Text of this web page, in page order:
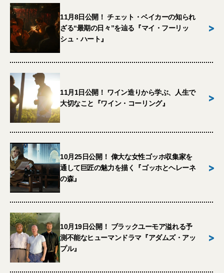
11月8日公開！ チェット・ベイカーの知られ
ざる“最期の日々”を辿る『マイ・フーリッ
シュ・ハート』
>
11月1日公開！ ワイン造りから学ぶ、人生で
大切なこと『ワイン・コーリング』
>
10月25日公開！ 偉大な女性ゴッホ収集家を
通して巨匠の魅力を描く『ゴッホとヘレーネ
の森』
>
10月19日公開！ ブラックユーモア溢れる予
測不能なヒューマンドラマ『アダムズ・アッ
プル』
>